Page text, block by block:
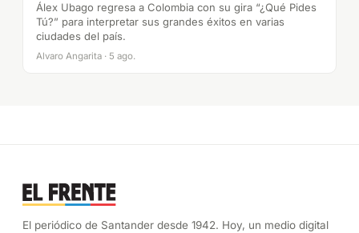
Álex Ubago regresa a Colombia con su gira “¿Qué Pides
Tú?” para interpretar sus grandes éxitos en varias
ciudades del país.
Alvaro Angarita · 5 ago.
El periódico de Santander desde 1942. Hoy, un medio digital